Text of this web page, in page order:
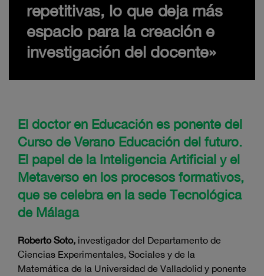
repetitivas, lo que deja más
espacio para la creación e
investigación del docente»
El doctor en Educación es ponente del
Curso de Verano Educación del futuro.
El papel de la Inteligencia Artificial y el
Metaverso en los procesos formativos,
que se celebra en la sede Tecnológica
de Málaga
Roberto Soto, investigador del Departamento de
Ciencias Experimentales, Sociales y de la
Matemática de la Universidad de Valladolid y ponente